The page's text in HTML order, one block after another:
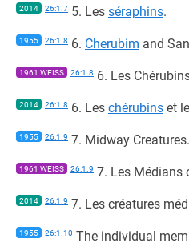
2014 26:1.7 5. Les séraphins.
1955 26:1.8 6. Cherubim and
1961 WEISS 26:1.8 6. Les
2014 26:1.8 6. Les chérubins et
1955 26:1.9 7. Midway Creatures.
1961 WEISS 26:1.9 7. Les Médians
2014 26:1.9 7. Les créatures
1955 26:1.10 The individual